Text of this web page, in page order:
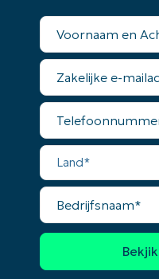
Voornaam
Achternaam*
Zakelijke
mailadres*
Telefoonnummer*
Land*
Bedrijfsnaam*
name*
Business
email*
Phone
number*
Land
Company
name*